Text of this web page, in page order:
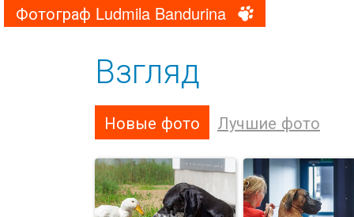
Фотограф Ludmila Bandurina
Взгляд
Новые фото Лучшие фото